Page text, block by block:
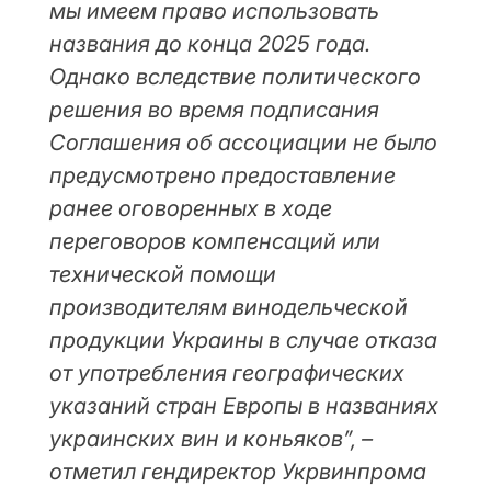
мы имеем право использовать
названия до конца 2025 года.
Однако вследствие политического
решения во время подписания
Соглашения об ассоциации не было
предусмотрено предоставление
ранее оговоренных в ходе
переговоров компенсаций или
технической помощи
производителям винодельческой
продукции Украины в случае отказа
от употребления географических
указаний стран Европы в названиях
украинских вин и коньяков”, –
отметил гендиректор Укрвинпрома